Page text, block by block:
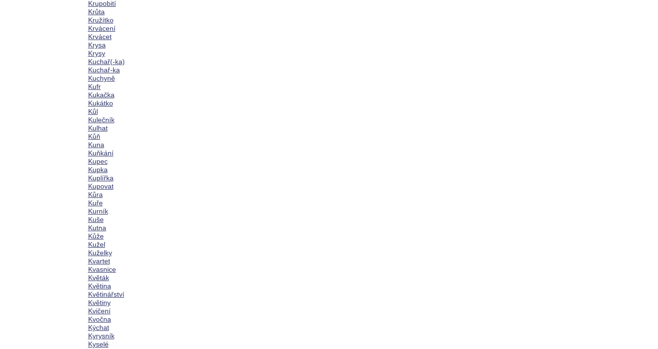
Krupobití
Krůta
Kružítko
Krvácení
Krvácet
Krysa
Krysy
Kuchař(-ka)
Kuchař-ka
Kuchyně
Kufr
Kukačka
Kukátko
Kůl
Kulečník
Kulhat
Kůň
Kuna
Kuňkání
Kupec
Kupka
Kuplířka
Kupovat
Kůra
Kuře
Kurník
Kuše
Kutna
Kůže
Kužel
Kuželky
Kvartet
Kvasnice
Květák
Květina
Květinářství
Květiny
Kvičení
Kvočna
Kýchat
Kyrysník
Kyselé